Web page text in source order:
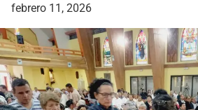
febrero 11, 2026